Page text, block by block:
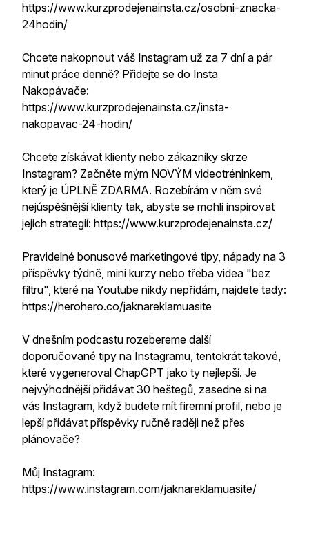
https://www.kurzprodejenainsta.cz/osobni-znacka-
24hodin/
Chcete nakopnout váš Instagram už za 7 dní a pár
minut práce denně? Přidejte se do Insta
Nakopávače:
https://www.kurzprodejenainsta.cz/insta-
nakopavac-24-hodin/
Chcete získávat klienty nebo zákazníky skrze
Instagram? Začněte mým NOVÝM videotréninkem,
který je ÚPLNĚ ZDARMA. Rozebírám v něm své
nejúspěšnější klienty tak, abyste se mohli inspirovat
jejich strategií: https://www.kurzprodejenainsta.cz/
Pravidelné bonusové marketingové tipy, nápady na 3
příspěvky týdně, mini kurzy nebo třeba videa "bez
filtru", které na Youtube nikdy nepřidám, najdete tady:
https://herohero.co/jaknareklamuasite
V dnešním podcastu rozebereme další
doporučované tipy na Instagramu, tentokrát takové,
které vygeneroval ChapGPT jako ty nejlepší. Je
nejvýhodnější přidávat 30 heštegů, zasedne si na
vás Instagram, když budete mít firemní profil, nebo je
lepší přidávat příspěvky ručně raději než přes
plánovače?
Můj Instagram:
https://www.instagram.com/jaknareklamuasite/